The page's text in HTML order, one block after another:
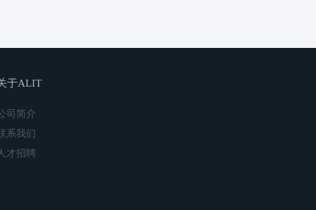
于ALIT
司简介
系我们
才招聘